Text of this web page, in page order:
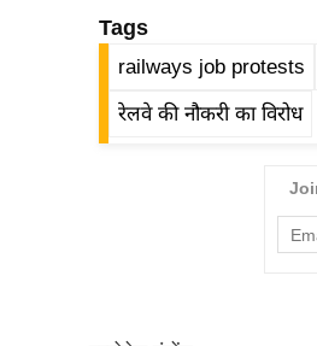
Tags
railways job protests
रेलवे की नौकरी का विरोध